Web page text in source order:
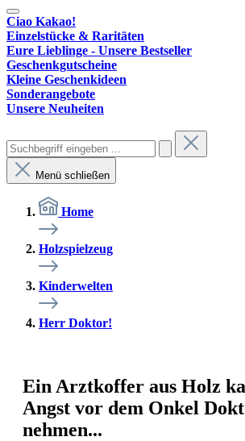
Ciao Kakao!
Einzelstücke & Raritäten
Eure Lieblinge - Unsere Bestseller
Geschenkgutscheine
Kleine Geschenkideen
Sonderangebote
Unsere Neuheiten
Menü schließen
Home
Holzspielzeug
Kinderwelten
Herr Doktor!
Ein Arztkoffer aus Holz
Angst vor dem Onkel
nehmen...